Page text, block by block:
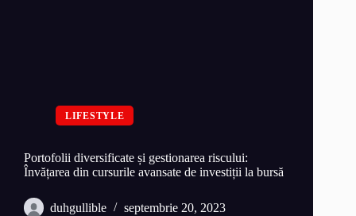
LIFESTYLE
Portofolii diversificate și gestionarea riscului:
Învățarea din cursurile avansate de investiții la bursă
duhgullible septembrie 20, 2023